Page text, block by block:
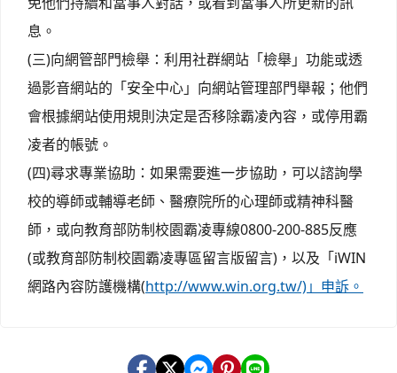
息。
(三)向網管部門檢舉：利用社群網站「檢舉」功能或透
過影音網站的「安全中心」向網站管理部門舉報；他們
會根據網站使用規則決定是否移除霸凌內容，或停用霸
凌者的帳號。
(四)尋求專業協助：如果需要進一步協助，可以諮詢學
校的導師或輔導老師、醫療院所的心理師或精神科醫
師，或向教育部防制校園霸凌專線0800-200-885反應
(或教育部防制校園霸凌專區留言版留言)，以及「iWIN
網路內容防護機構(http://www.win.org.tw/)」申訴。